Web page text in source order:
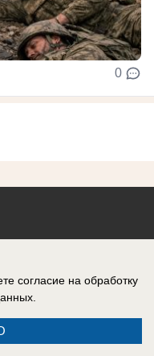
0
77 – 87210, выдано
согласие на обработку